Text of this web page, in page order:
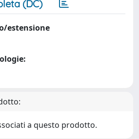
(DC)
estensione
a questo prodotto.